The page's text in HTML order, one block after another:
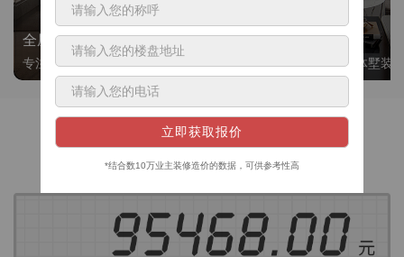
全屋整装
专注整装24年，高标准，选美迪 十年后仍爱我家
别墅大平层
高端私人定制，整体墅装
获取装修预算